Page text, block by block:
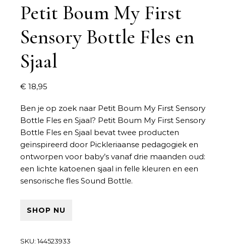
Petit Boum My First
Sensory Bottle Fles en
Sjaal
€ 18,95
Ben je op zoek naar Petit Boum My First Sensory
Bottle Fles en Sjaal? Petit Boum My First Sensory
Bottle Fles en Sjaal bevat twee producten
geïnspireerd door Pickleriaanse pedagogiek en
ontworpen voor baby’s vanaf drie maanden oud:
een lichte katoenen sjaal in felle kleuren en een
sensorische fles Sound Bottle.
SHOP NU
SKU:144523933